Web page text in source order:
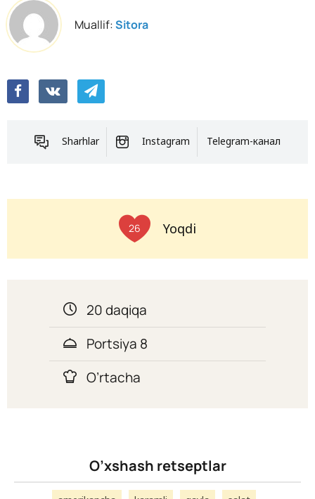
Muallif:Sitora
Sharhlar Instagram Telegram-канал
26 Yoqdi
20 daqiqa
Portsiya 8
O’rtacha
O’xshash retseptlar